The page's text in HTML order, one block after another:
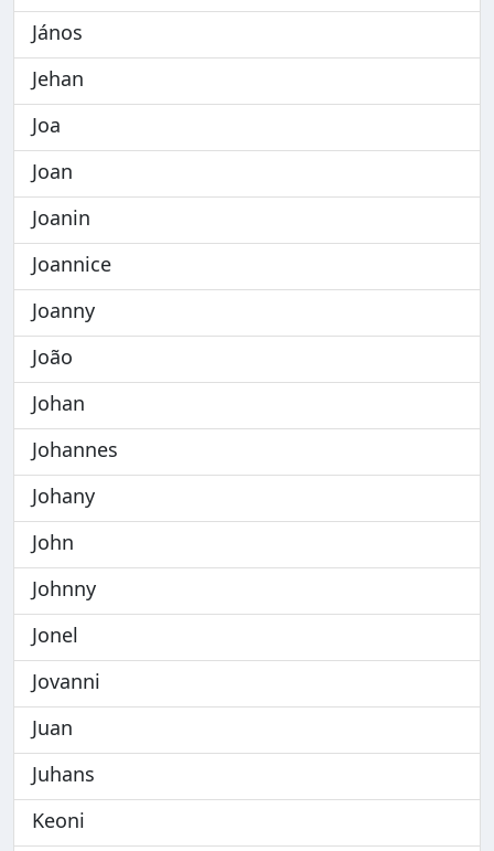
János
Jehan
Joa
Joan
Joanin
Joannice
Joanny
João
Johan
Johannes
Johany
John
Johnny
Jonel
Jovanni
Juan
Juhans
Keoni